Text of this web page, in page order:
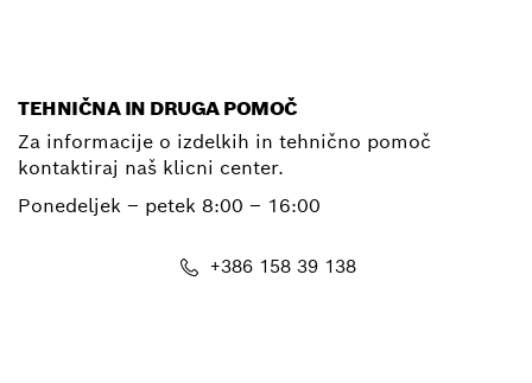
TEHNIČNA IN DRUGA POMOČ
Za informacije o izdelkih in tehnično pomoč
kontaktiraj naš klicni center.
Ponedeljek – petek 8:00 – 16:00
+386 158 39 138